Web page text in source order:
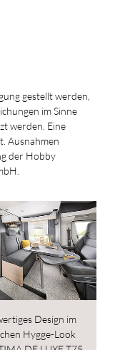
gestellt werden,
im Sinne
werden. Eine
Ausnahmen
der Hobby
Design im
Hygge-Look